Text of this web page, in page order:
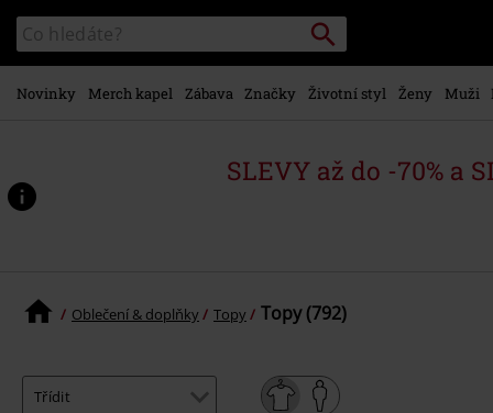
hlavnímu
obsahu
Katalog
vyhledávání
Vyhledávání
Novinky Merch kapel Zábava Značky Životní styl Ženy Muži
SLEVY až do -70% a
Oblečení & doplňky Topy Topy (792)